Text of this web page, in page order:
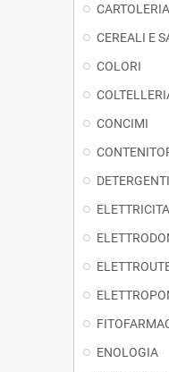
CARTOLERIA
CEREALI E
COLORI
CONCIMI
DETERGENTI
ELETTRICITA
ENOLOGIA